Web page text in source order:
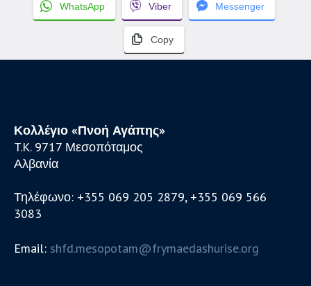
WhatsApp Viber Messenger
Copy
Κολλέγιο «Πνοή Αγάπης»
T.K. 9717 Μεσοπόταμος
Αλβανία
Τηλέφωνο: +355 069 205 2879, +355 069 566
3083
Email: shfd.mesopotam@frymaedashurise.org